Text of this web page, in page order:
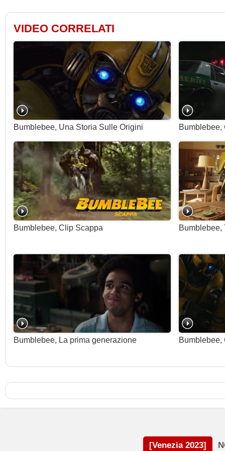
VIDEO CORRELATI
Bumblebee, Una Storia Sulle Origini Bumblebee,
Bumblebee, Clip Scappa Bumblebee,
Bumblebee, La prima generazione Bumblebee,
[Venezia 2023]